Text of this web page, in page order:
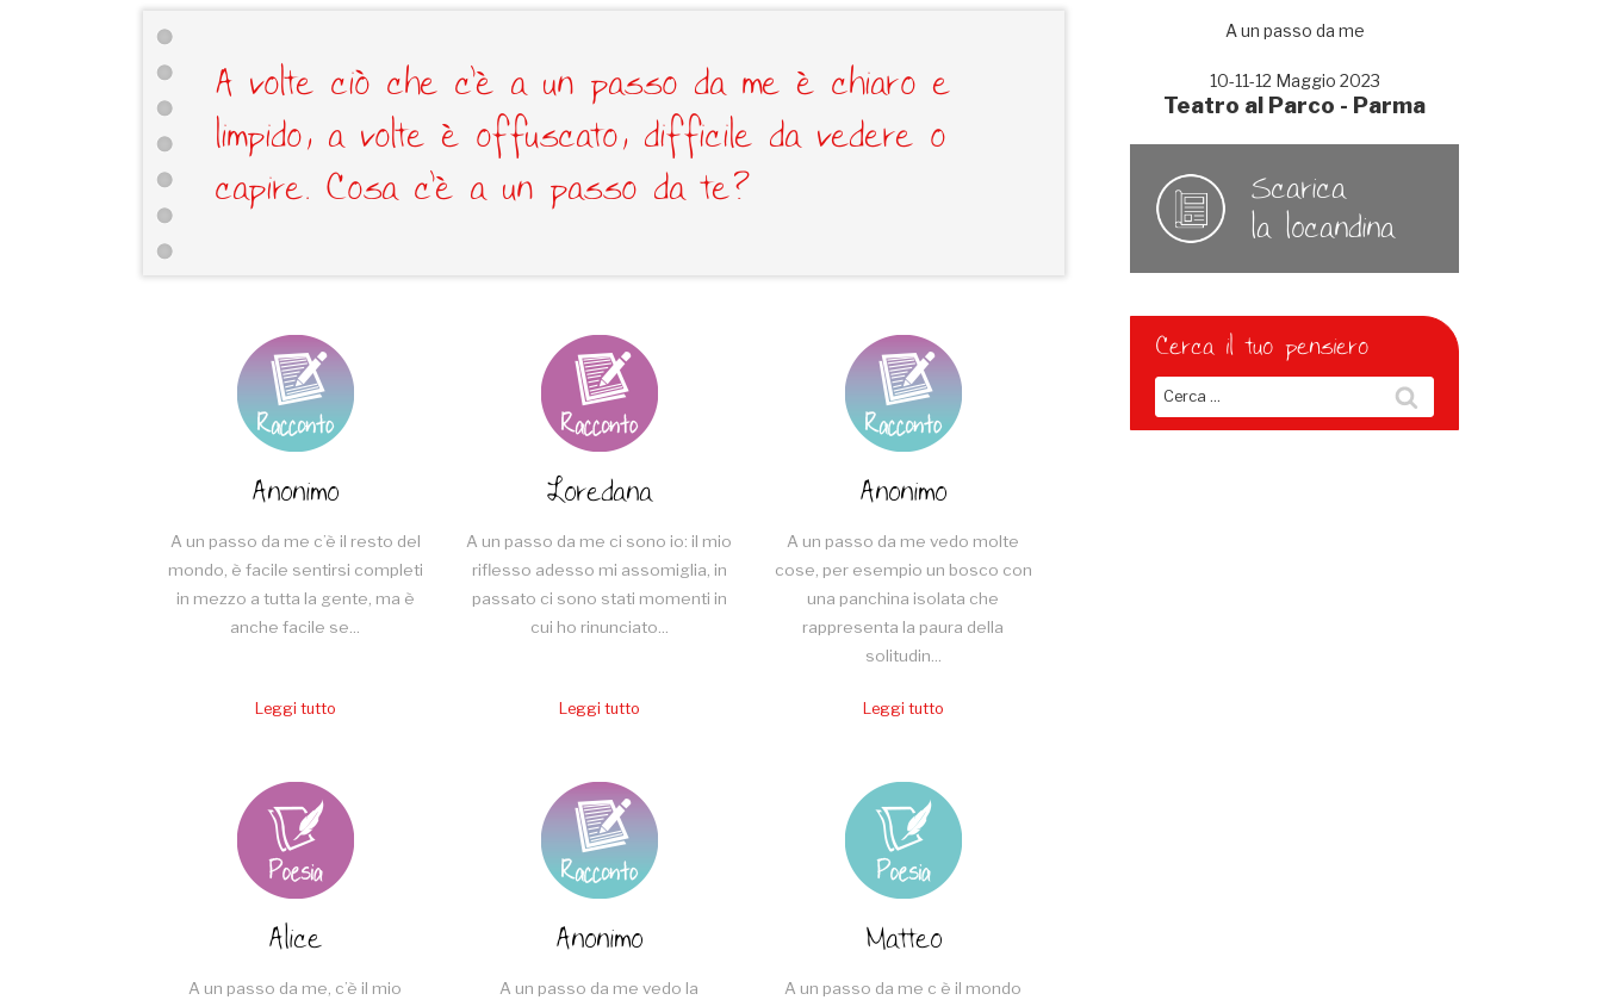
A volte ciò che c’è a un passo da me è chiaro e
limpido, a volte è offuscato, difficile da vedere o
capire. Cosa c’è a un passo da te?
Anonimo
A un passo da me c’è il resto del
mondo, è facile sentirsi completi
in mezzo a tutta la gente, ma è
anche facile se...
Leggi tutto
Loredana
A un passo da me ci sono io: il mio
riflesso adesso mi assomiglia, in
passato ci sono stati momenti in
cui ho rinunciato...
Leggi tutto
Anonimo
A un passo da me vedo molte
cose, per esempio un bosco con
una panchina isolata che
rappresenta la paura della
solitudin...
Leggi tutto
Alice
A un passo da me, c’è il mio
Anonimo
A un passo da me vedo la
Matteo
A un passo da me c è il mondo
A un passo da me
10-11-12 Maggio 2023
Teatro al Parco - Parma
Scarica
la locandina
Cerca il tuo pensiero
Cerca: